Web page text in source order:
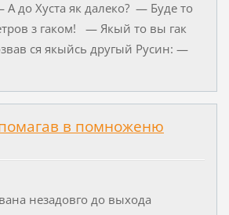
до Хуста як далеко? — Буде то
з гаком! — Якый то вы гак
ся якыйсь другый Русин: —
в помноженю
незадовго до выхода